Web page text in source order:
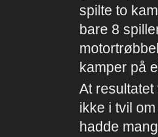
spilte to
bare 8
kamper på
At
ikke i tvil
hadde